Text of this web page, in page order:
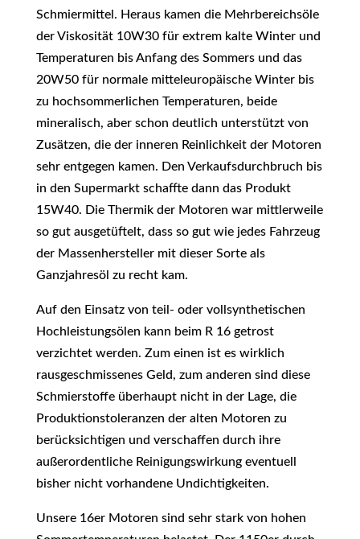
Schmiermittel. Heraus kamen die Mehrbereichsöle
der Viskosität 10W30 für extrem kalte Winter und
Temperaturen bis Anfang des Sommers und das
20W50 für normale mitteleuropäische Winter bis
zu hochsommerlichen Temperaturen, beide
mineralisch, aber schon deutlich unterstützt von
Zusätzen, die der inneren Reinlichkeit der Motoren
sehr entgegen kamen. Den Verkaufsdurchbruch bis
in den Supermarkt schaffte dann das Produkt
15W40. Die Thermik der Motoren war mittlerweile
so gut ausgetüftelt, dass so gut wie jedes Fahrzeug
der Massenhersteller mit dieser Sorte als
Ganzjahresöl zu recht kam.
Auf den Einsatz von teil- oder vollsynthetischen
Hochleistungsölen kann beim R 16 getrost
verzichtet werden. Zum einen ist es wirklich
rausgeschmissenes Geld, zum anderen sind diese
Schmierstoffe überhaupt nicht in der Lage, die
Produktionstoleranzen der alten Motoren zu
berücksichtigen und verschaffen durch ihre
außerordentliche Reinigungswirkung eventuell
bisher nicht vorhandene Undichtigkeiten.
Unsere 16er Motoren sind sehr stark von hohen